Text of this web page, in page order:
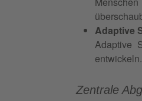
Adaptive
Adaptive
Zentrale